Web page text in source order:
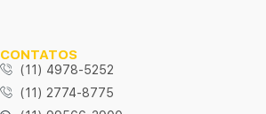
CONTATOS
(11) 4978-5252
(11) 2774-8775